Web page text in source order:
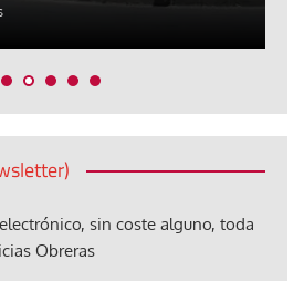
sin coste alguno, toda
Obreras